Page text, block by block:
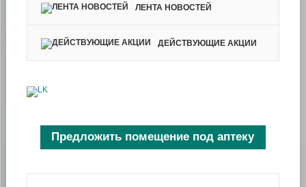
ЛЕНТА НОВОСТЕЙ
ДЕЙСТВУЮЩИЕ АКЦИИ
Предложить помещение под аптеку